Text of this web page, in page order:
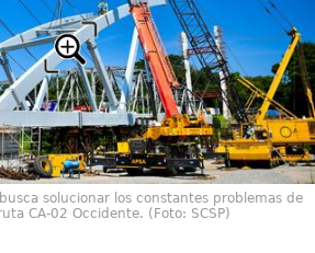
solucionar los constantes problemas de
CA-02 Occidente. (Foto: SCSP)